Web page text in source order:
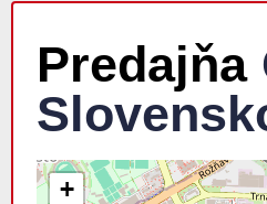
Predajňa
+